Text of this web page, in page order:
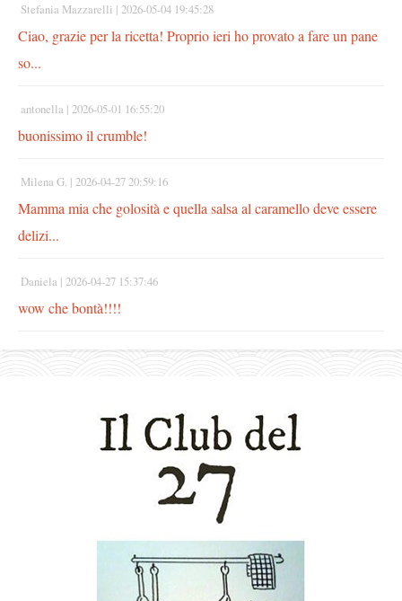
Stefania Mazzarelli | 2026-05-04 19:45:28
Ciao, grazie per la ricetta! Proprio ieri ho provato a fare un pane
so...
antonella | 2026-05-01 16:55:20
buonissimo il crumble!
Milena G. | 2026-04-27 20:59:16
Mamma mia che golosità e quella salsa al caramello deve essere
delizi...
Daniela | 2026-04-27 15:37:46
wow che bontà!!!!